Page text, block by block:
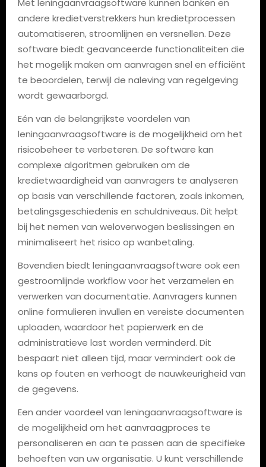
Met leningaanvraagsoftware kunnen banken en
andere kredietverstrekkers hun kredietprocessen
automatiseren, stroomlijnen en versnellen. Deze
software biedt geavanceerde functionaliteiten die
het mogelijk maken om aanvragen snel en efficiënt
te beoordelen, terwijl de naleving van regelgeving
wordt gewaarborgd.
Eén van de belangrijkste voordelen van
leningaanvraagsoftware is de mogelijkheid om het
risicobeheer te verbeteren. De software kan
complexe algoritmen gebruiken om de
kredietwaardigheid van aanvragers te analyseren
op basis van verschillende factoren, zoals inkomen,
betalingsgeschiedenis en schuldniveaus. Dit helpt
bij het nemen van weloverwogen beslissingen en
minimaliseert het risico op wanbetaling.
Bovendien biedt leningaanvraagsoftware ook een
gestroomlijnde workflow voor het verzamelen en
verwerken van documentatie. Aanvragers kunnen
online formulieren invullen en vereiste documenten
uploaden, waardoor het papierwerk en de
administratieve last worden verminderd. Dit
bespaart niet alleen tijd, maar vermindert ook de
kans op fouten en verhoogt de nauwkeurigheid van
de gegevens.
Een ander voordeel van leningaanvraagsoftware is
de mogelijkheid om het aanvraagproces te
personaliseren en aan te passen aan de specifieke
behoeften van uw organisatie. U kunt verschillende